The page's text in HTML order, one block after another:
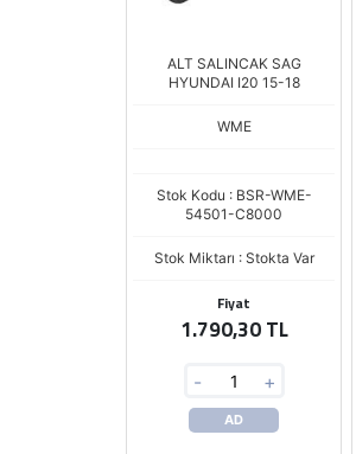
ALT SALINCAK SAG
HYUNDAI I20 15-18
WME
Stok Kodu : BSR-WME-
54501-C8000
Stok Miktarı : Stokta Var
Fiyat
1.790,30 TL
- +
AD